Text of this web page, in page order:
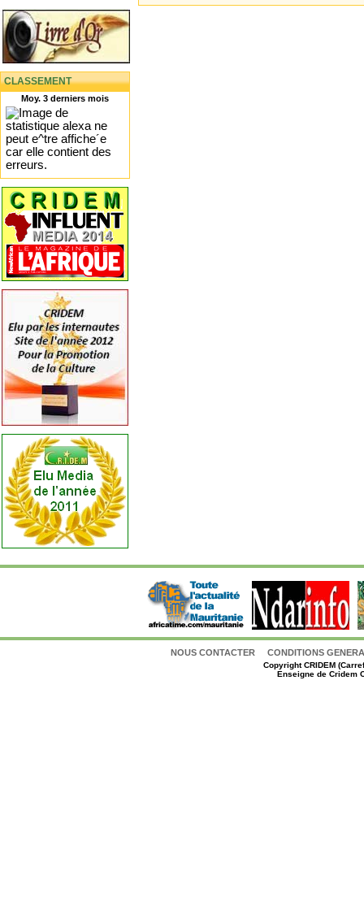
CLASSEMENT
Moy. 3 derniers mois
NOUS CONTACTER CONDITIONS
CopyrightCRIDEM
Enseigne de Cridem